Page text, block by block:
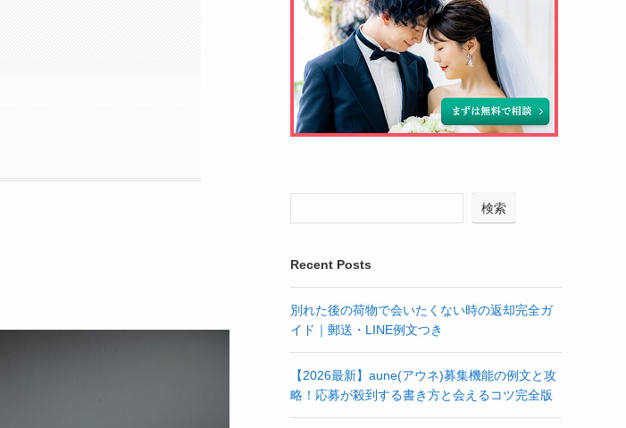
検索
Recent Posts
別れた後の荷物で会いたくない時の返却完全ガ
イド｜郵送・LINE例文つき
【2026最新】aune(アウネ)募集機能の例文と攻
略！応募が殺到する書き方と会えるコツ完全版